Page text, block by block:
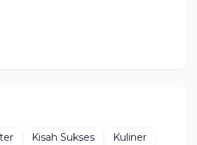
Kisah Sukses
Kuliner